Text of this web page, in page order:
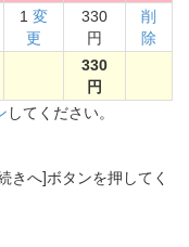
1 変
更
330
円
削
除
330
円
してください。
きへ]ボタンを押してく